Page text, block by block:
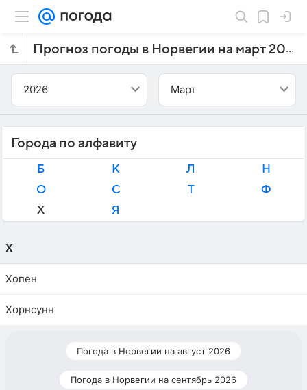
Прогноз погоды в Норвегии на март 2026 года
2026 Март
Города по алфавиту
Б К Л
Н
О
С Т
Ф
Х
Я
Х
Хопен
Хорнсунн
Погода в Норвегии на август 2026
Погода в Норвегии на сентябрь 2026